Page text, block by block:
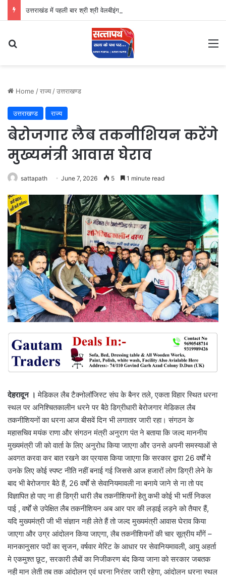
उत्तराखंड में पहली बार श्री श्री वेलबीइंग का आगमन
Home /राज्य /उत्तराखण्ड
उत्तराखण्ड राज्य
बेरोजगार लैब तकनीशियन करेंगे
मुख्यमंत्री आवास घेराव
sattapath June 7, 2026 5 1 minute read
देहरादून । मेडिकल लैब टैक्नोलॉजिस्ट संघ के बैनर तले, एकता विहार स्थित धरना
स्थल पर अनिश्चितकालीन धरने पर बैठे डिग्रीधारी बेरोजगार मेडिकल लैब
तकनीशियनों का धरना आज बीसवें दिन भी लगातार जारी रहा। संगठन के
महासचिव मयंक राणा और संगठन मंत्री अनुराग पंत ने बताया कि जल्द माननीय
मुख्यमंत्री जी को वार्ता के लिए अनुरोध किया जाएगा और उनसे अपनी समस्याओं से
अवगत करवा कर बात रखने का प्रयास किया जाएगा कि सरकार द्वारा 26 वर्षों मे
उनके लिए कोई स्पष्ट नीति नहीं बनाई गई जिससे आज हजारों लोग डिग्री लेने के
बाद भी बेरोजगार बैठे हैं, 26 वर्षों से सेवानियमावली ना बनाये जाने से ना तो पद
विज्ञापित हो पाए ना ही डिग्री धारी लैब तकनीशियनों हेतु कभी कोई भी भर्ती निकल
पाई , वर्षों से उपेक्षित लैब तकनीशियन अब आर पार की लड़ाई लड़ने को तैयार हैं,
यदि मुख्यमंत्री जी भी संज्ञान नही लेते हैं तो जल्द मुख्यमंत्री आवास घेराव किया
जाएगा और उग्र आंदोलन किया जाएगा, लैब तकनीशियनों की चार सूत्रीय माँगें –
मानकानुसार पदों का सृजन, वर्षवार मेरिट के आधार पर सेवानियमावली, आयु अहर्ता
मे एकमुश्त छूट, सरकारी लैबों का निजीकरण बंद किया जाना को सरकार जबतक
नही मान लेती तब तक आंदोलन एवं धरना निरंतर जारी रहेगा, आंदोलन धरना स्थल